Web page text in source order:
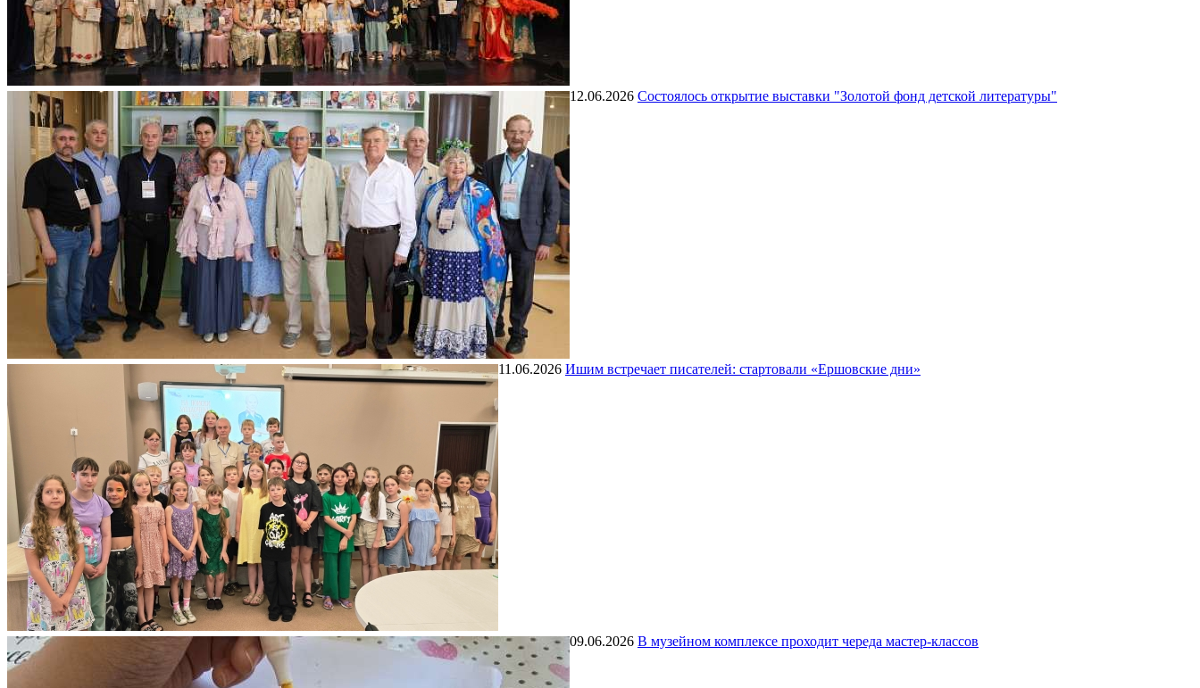
12.06.2026 Состоялось открытие выставки "Золотой фонд детской литературы"
11.06.2026 Ишим встречает писателей: стартовали «Ершовские дни»
09.06.2026 В музейном комплексе проходит череда мастер-классов